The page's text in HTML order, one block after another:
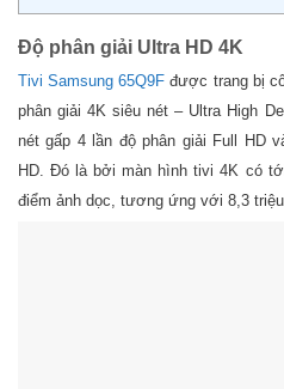
Độ phân giải Ultra HD 4K
Tivi Samsung 65Q9F được trang bị
phân giải 4K siêu nét – Ultra High
nét gấp 4 lần độ phân giải Full HD
HD. Đó là bởi màn hình tivi 4K có
điểm ảnh dọc, tương ứng với 8,3